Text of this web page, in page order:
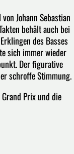
Johann Sebastian
behält auch bei
des Basses
sich immer wieder
Der figurative
schroffe Stimmung.
Prix und die